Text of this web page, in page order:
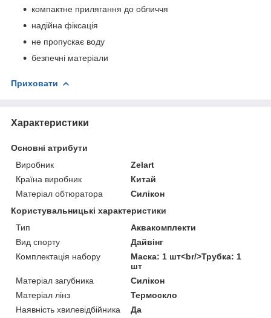
компактне прилягання до обличчя
надійна фіксація
не пропускає воду
безпечні матеріали
Приховати
Характеристики
Основні атрибути
Виробник
Zelart
Країна виробник
Китай
Матеріал обтюратора
Силікон
Користувальницькі характеристики
Тип
Аквакомплекти
Вид спорту
Дайвінг
Комплектація набору
Маска: 1 шт<br/>Трубка: 1
шт
Матеріал загубника
Силікон
Матеріал лінз
Термоскло
Наявність хвилевідбійника
Да